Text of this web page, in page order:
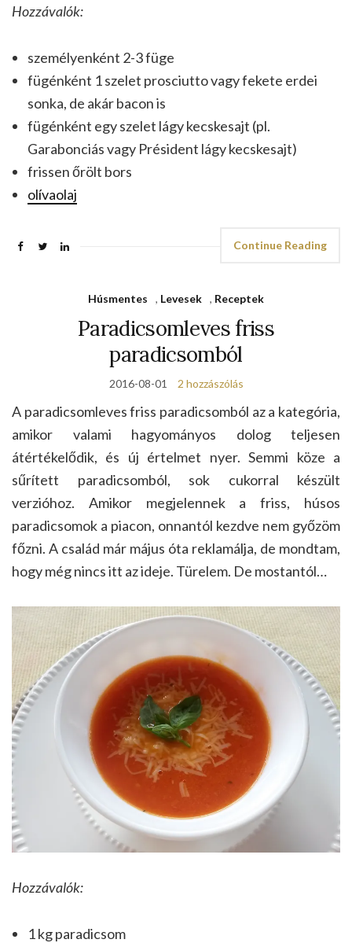
Hozzávalók:
személyenként 2-3 füge
fügénként 1 szelet prosciutto vagy fekete erdei
sonka, de akár bacon is
fügénként egy szelet lágy kecskesajt (pl.
Garabonciás vagy Président lágy kecskesajt)
frissen őrölt bors
olívaolaj
Continue Reading
Húsmentes , Levesek , Receptek
Paradicsomleves friss
paradicsomból
2016-08-01 2 hozzászólás
A paradicsomleves friss paradicsomból az a kategória,
amikor valami hagyományos dolog teljesen
átértékelődik, és új értelmet nyer. Semmi köze a
sűrített paradicsomból, sok cukorral készült
verzióhoz. Amikor megjelennek a friss, húsos
paradicsomok a piacon, onnantól kezdve nem győzöm
főzni. A család már május óta reklamálja, de mondtam,
hogy még nincs itt az ideje. Türelem. De mostantól…
Hozzávalók:
1 kg paradicsom